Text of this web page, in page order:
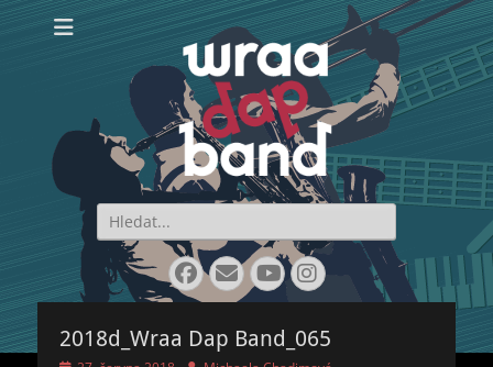
WraaDap Band
Search
for:
Facebook
EmailYouTube
Instagram
2018d_Wraa Dap Band_065